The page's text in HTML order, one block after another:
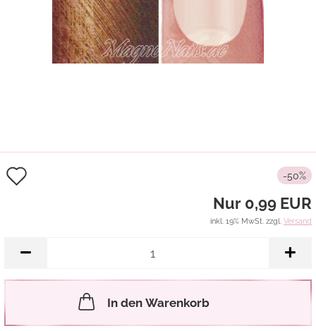
-50%
Nur 0,99 EUR
inkl. 19% MwSt. zzgl. Versand
In den Warenkorb